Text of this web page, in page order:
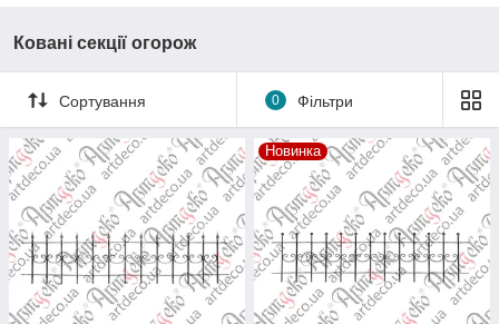
Ковані секції огорож
Сортування 0 Фільтри
Новинка